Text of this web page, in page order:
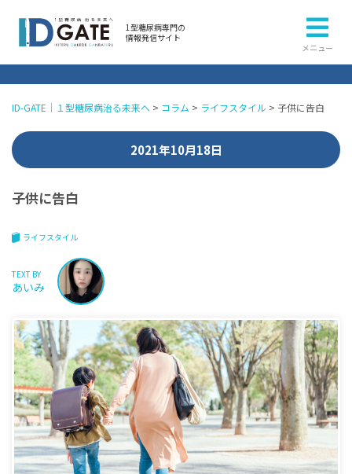
1型糖尿病専門の
情報発信サイト
メニュー
ID-GATE｜１型糖尿病治る未来へ > コラム > ライフスタイル > 子供に告白
2021年10月18日
子供に告白
ライフスタイル
TEXT BY
あいみ